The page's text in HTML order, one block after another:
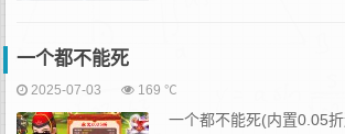
一个都不能死
2025-07-03 169 ℃
一个都不能死(内置0.05